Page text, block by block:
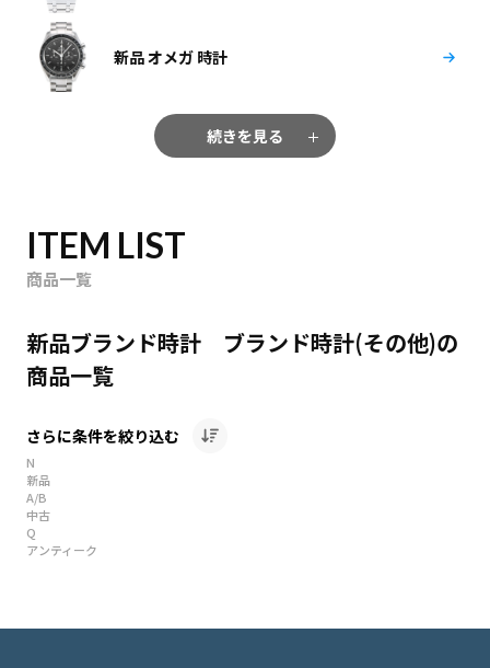
新品 オメガ 時計
続きを見る
ITEM LIST
商品一覧
新品ブランド時計 ブランド時計(その他)の
商品一覧
さらに条件を絞り込む
N
新品
A/B
中古
Q
アンティーク